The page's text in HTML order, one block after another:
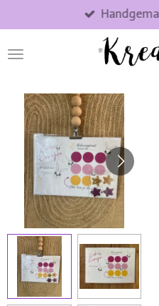
direct
naar